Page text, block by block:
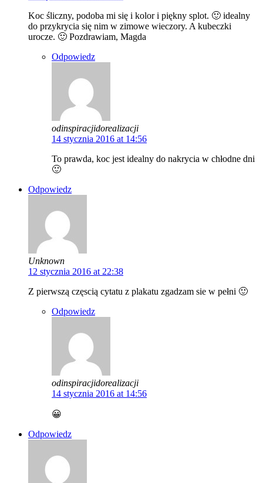
Koc śliczny, podoba mi się i kolor i piękny splot. 🙂 idealny
do przykrycia się nim w zimowe wieczory. A kubeczki
urocze. 🙂 Pozdrawiam, Magda
Odpowiedz
odinspiracjidorealizacji
14 stycznia 2016 at 14:56
To prawda, koc jest idealny do nakrycia w chłodne dni
🙂
Odpowiedz
Unknown
12 stycznia 2016 at 22:38
Z pierwszą częscią cytatu z plakatu zgadzam sie w pełni 🙂
Odpowiedz
odinspiracjidorealizacji
14 stycznia 2016 at 14:56
😀
Odpowiedz